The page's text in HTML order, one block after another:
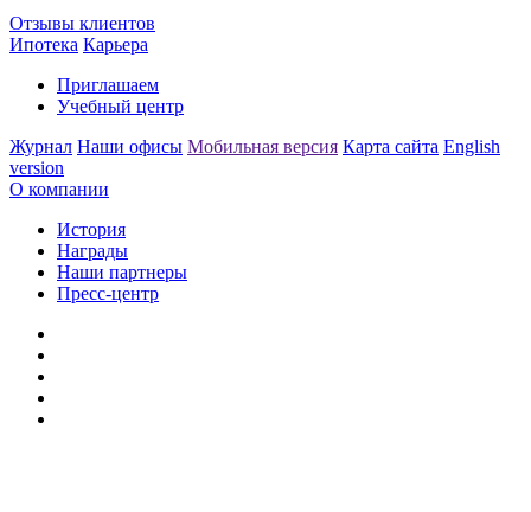
Отзывы клиентов
Ипотека Карьера
Приглашаем
Учебный центр
Журнал Наши офисы Мобильная версия Карта сайта English
version
О компании
История
Награды
Наши партнеры
Пресс-центр